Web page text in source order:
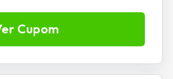
Cupom